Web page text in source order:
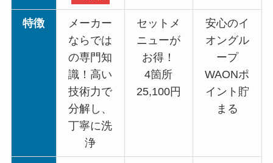
特徴
メーカー
ならでは
の専門知
識！高い
技術力で
分解し、
丁寧に洗
浄
セットメ
ニューが
お得！
4箇所
25,100円
安心のイ
オングル
ープ
WAONポ
イント貯
まる